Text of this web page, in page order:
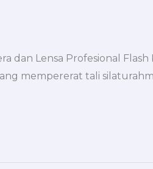
dan Lensa Profesional Flash
mempererat tali